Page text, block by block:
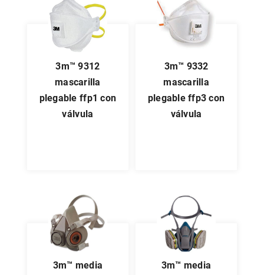
3m™ 9312
mascarilla
plegable ffp1 con
válvula
3m™ 9332
mascarilla
plegable ffp3 con
válvula
3m™ media
3m™ media